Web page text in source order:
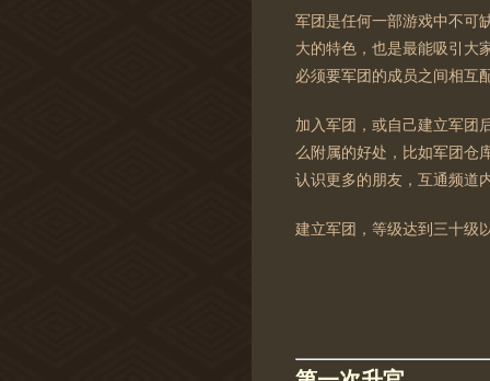
军团是任何一部游戏中不可
大的特色，也是最能吸引大
必须要军团的成员之间相互
加入军团，或自己建立军团
么附属的好处，比如军团仓
认识更多的朋友，互通频道
建立军团，等级达到三十级